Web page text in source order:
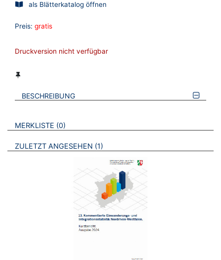
als Blätterkatalog öffnen
Preis: gratis
Druckversion nicht verfügbar
BESCHREIBUNG
VERWEISE AUF VERMERKTE- ODER ZULETZT ANGESEHENE
MERKLISTE 0 BROSCHÜREN
ZULETZT ANGESEHEN 1 BROSCHÜREN